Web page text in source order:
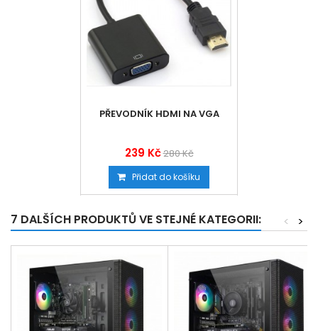
PŘEVODNÍK HDMI NA VGA
239 Kč280 Kč
Přidat do košíku
7 DALŠÍCH PRODUKTŮ VE STEJNÉ KATEGORII: >
<